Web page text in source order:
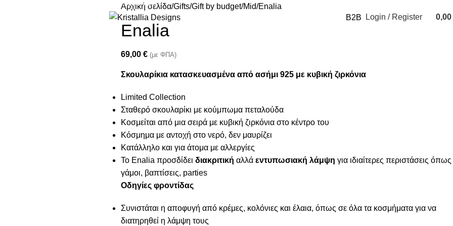
Join our newsletter and enjoy 10% Off
B2B Login / Register 0,00
Αρχική σελίδα Gifts Gift by budget Mid Enalia
Enalia
69,00 € (με ΦΠΑ)
Σκουλαρίκια κατασκευασμένα από ασήμι 925 με κυβική ζιρκόνια
Limited Collection
Σταθερό σκουλαρίκι με κούμπωμα πεταλούδα
Κοσμείται από μια σειρά με κυβική ζιρκόνια στο κέντρο του
Κόσμημα με αντοχή στο νερό, δεν μαυρίζει
Κατάλληλο και για άτομα με αλλεργίες
Το Enalia προσδίδει διακριτική αλλά εντυπωσιακή λάμψη για ιδιαίτερες περιστάσεις όπως
γάμοι, βαπτίσεις, parties
Οδηγίες φροντίδας
Συνιστάται η αποφυγή από κρέμες, κολόνιες και έλαια, όπως σε όλα τα κοσμήματα για να
διατηρηθεί η λάμψη τους